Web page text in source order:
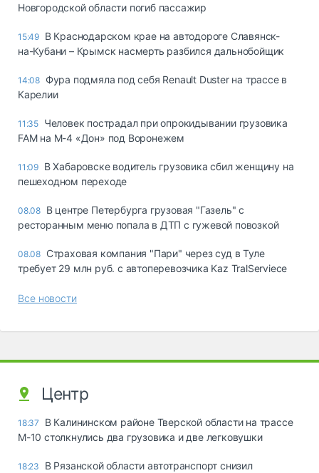
Новгородской области погиб пассажир
15:49 В Краснодарском крае на автодороге Славянск-
на-Кубани – Крымск насмерть разбился дальнобойщик
14:08 Фура подмяла под себя Renault Duster на трассе в
Карелии
11:35 Человек пострадал при опрокидывании грузовика
FAM на М-4 «Дон» под Воронежем
11:09 В Хабаровске водитель грузовика сбил женщину на
пешеходном переходе
08.08 В центре Петербурга грузовая "Газель" с
ресторанным меню попала в ДТП с гужевой повозкой
08.08 Страховая компания "Пари" через суд в Туле
требует 29 млн руб. с автоперевозчика Kaz TralServiece
Все новости
Центр
18:37
В Калининском районе Тверской области на трассе
М-10 столкнулись два грузовика и две легковушки
18:23
В Рязанской области автотранспорт снизил